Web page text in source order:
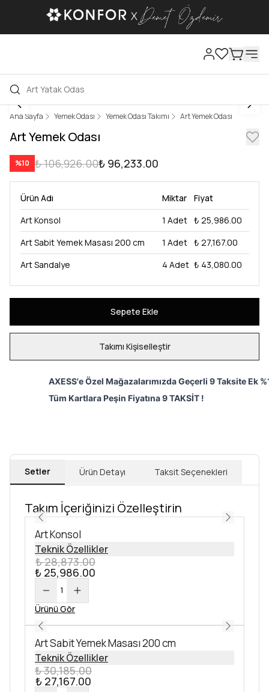
Ana Sayfa Yemek Odası Yemek Odası Takımı Art Yemek Odası
Art Yemek Odası
%10 ₺ 106,926.00₺ 96,233.00
Ürün Adı Miktar
Fiyat
Art Konsol
1 Adet ₺ 25,986.00
Art Sabit Yemek Masası 200 cm
1 Adet ₺ 27,167.00
Art Sandalye
4 Adet ₺ 43,080.00
Sepete Ekle
Takımı Kişiselleştir
AXESS'e Özel Mağazalarımızda Geçerli 9 Taksite Ek
Tüm Kartlara Peşin Fiyatına 9 TAKSİT !
Setler Ürün Detayı Taksit Seçenekleri
Takım İçeriğinizi Özelleştirin
Art Konsol
Teknik Özellikler
₺ 28,873.00
₺ 25,986.00
1
Ürünü Gör
Art Sabit Yemek Masası 200 cm
Teknik Özellikler
₺ 30,185.00
₺ 27,167.00